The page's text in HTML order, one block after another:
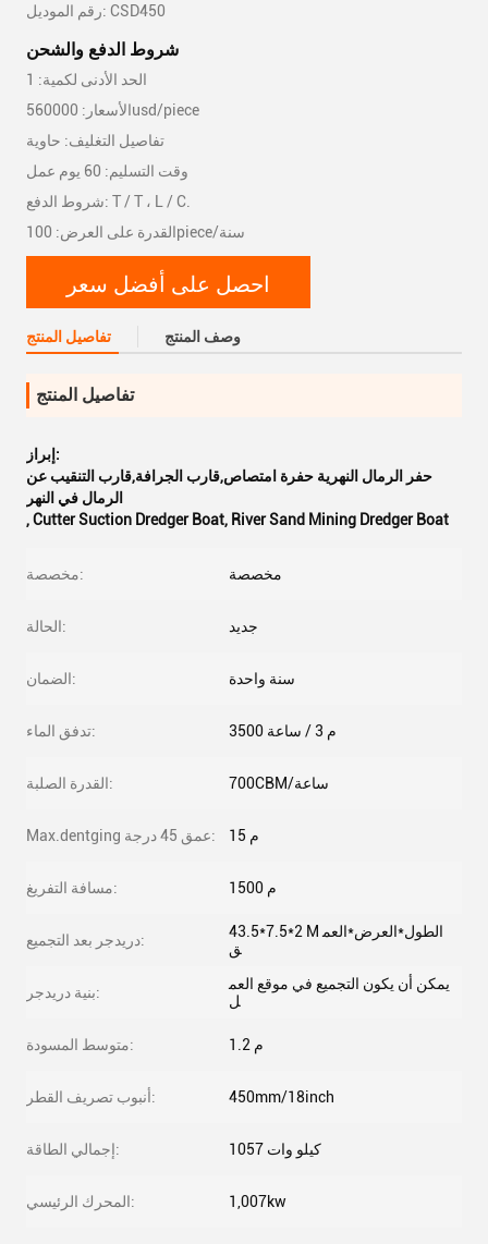
رقم الموديل: CSD450
شروط الدفع والشحن
الحد الأدنى لكمية: 1
الأسعار: 560000usd/piece
تفاصيل التغليف: حاوية
وقت التسليم: 60 يوم عمل
شروط الدفع: T / T ، L / C.
القدرة على العرض: 100piece/سنة
احصل على أفضل سعر
تفاصيل المنتج وصف المنتج
تفاصيل المنتج
إبراز:
حفر الرمال النهرية حفرة امتصاص,قارب الجرافة,قارب التنقيب عن
الرمال في النهر
,Cutter Suction Dredger Boat, River Sand Mining Dredger Boat
مخصصة: مخصصة
الحالة: جديد
الضمان: سنة واحدة
تدفق الماء: 3500 م 3 / ساعة
القدرة الصلبة: 700CBM/ساعة
Max.dentging عمق 45 درجة: 15 م
مسافة التفريغ: 1500 م
دريدجر بعد التجميع:
43.5*7.5*2 M الطول*العرض*العم
ق
بنية دريدجر:
يمكن أن يكون التجميع في موقع العم
ل
متوسط ​​المسودة: 1.2 م
أنبوب تصريف القطر: 450mm/18inch
إجمالي الطاقة: 1057 كيلو وات
المحرك الرئيسي: 1,007kw